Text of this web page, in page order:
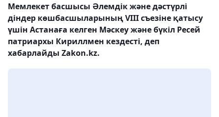
Мемлекет басшысы Әлемдік және дәстүрлі
діндер көшбасшыларының VIII cъезіне қатысу
үшін Астанаға келген Мәскеу және бүкіл Ресей
патриархы Кириллмен кездесті, деп
хабарлайды Zakon.kz.